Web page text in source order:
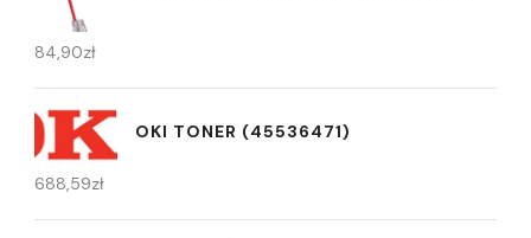
84,90zł
OKI TONER (45536471)
688,59zł